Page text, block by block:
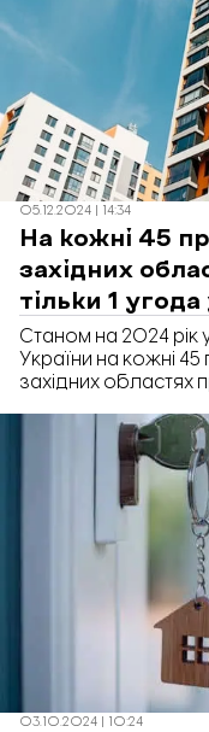
05.12.2024 | 14:34
На кожні 45
західних
тільки 1
Станом на 2024 рік
України на кожні
західних областях
03.10.2024 | 10:24